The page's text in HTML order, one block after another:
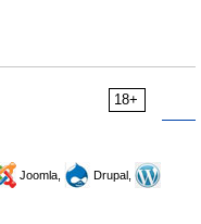
18+
Joomla,
Drupal,